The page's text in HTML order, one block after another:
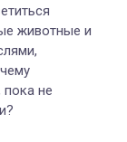
животные и
пока не